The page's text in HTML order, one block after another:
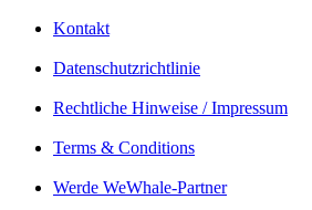
Kontakt
Datenschutzrichtlinie
Rechtliche Hinweise / Impressum
Terms & Conditions
Werde WeWhale-Partner